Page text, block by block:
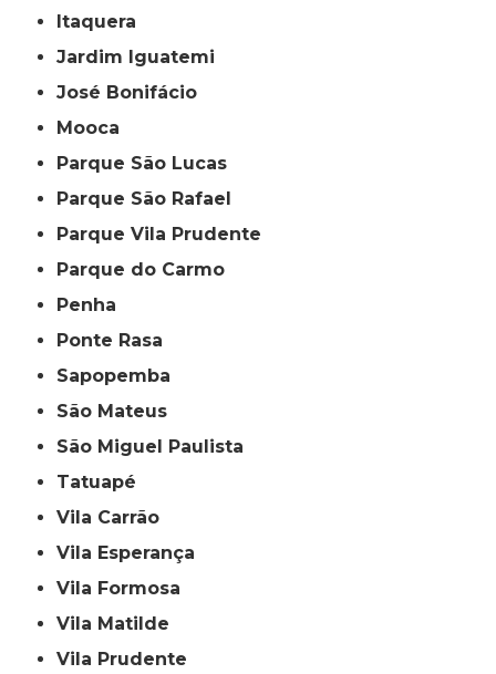
Itaquera
Jardim Iguatemi
José Bonifácio
Mooca
Parque São Lucas
Parque São Rafael
Parque Vila Prudente
Parque do Carmo
Penha
Ponte Rasa
Sapopemba
São Mateus
São Miguel Paulista
Tatuapé
Vila Carrão
Vila Esperança
Vila Formosa
Vila Matilde
Vila Prudente